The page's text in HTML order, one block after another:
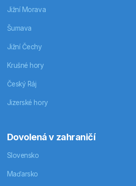
Jižní Morava
Šumava
Jižní Čechy
Krušné hory
Český Ráj
Jizerské hory
Dovolená v zahraničí
Slovensko
Maďarsko